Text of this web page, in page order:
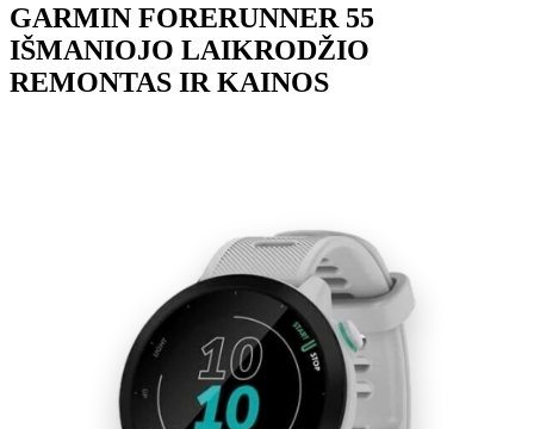
GARMIN FORERUNNER 55
IŠMANIOJO LAIKRODŽIO
REMONTAS IR KAINOS